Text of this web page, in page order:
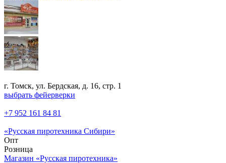
г. Томск, ул. Бердская, д. 16, стр. 1
выбрать фейерверки
+7 952 161 84 81
«Русская пиротехника Сибири»
Опт
Розница
Магазин «Русская пиротехника»